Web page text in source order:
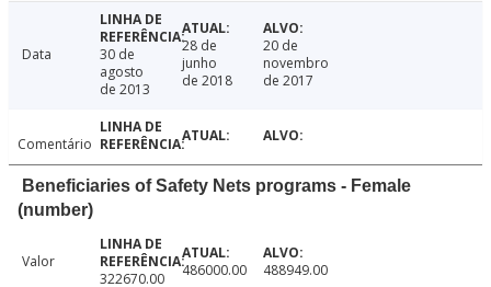
Data
30 de
agosto
de 2013
28 de
junho
de 2018
20 de
novembro
de 2017
Comentário
Beneficiaries of Safety Nets programs - Female
(number)
Valor
322670.00
486000.00 488949.00